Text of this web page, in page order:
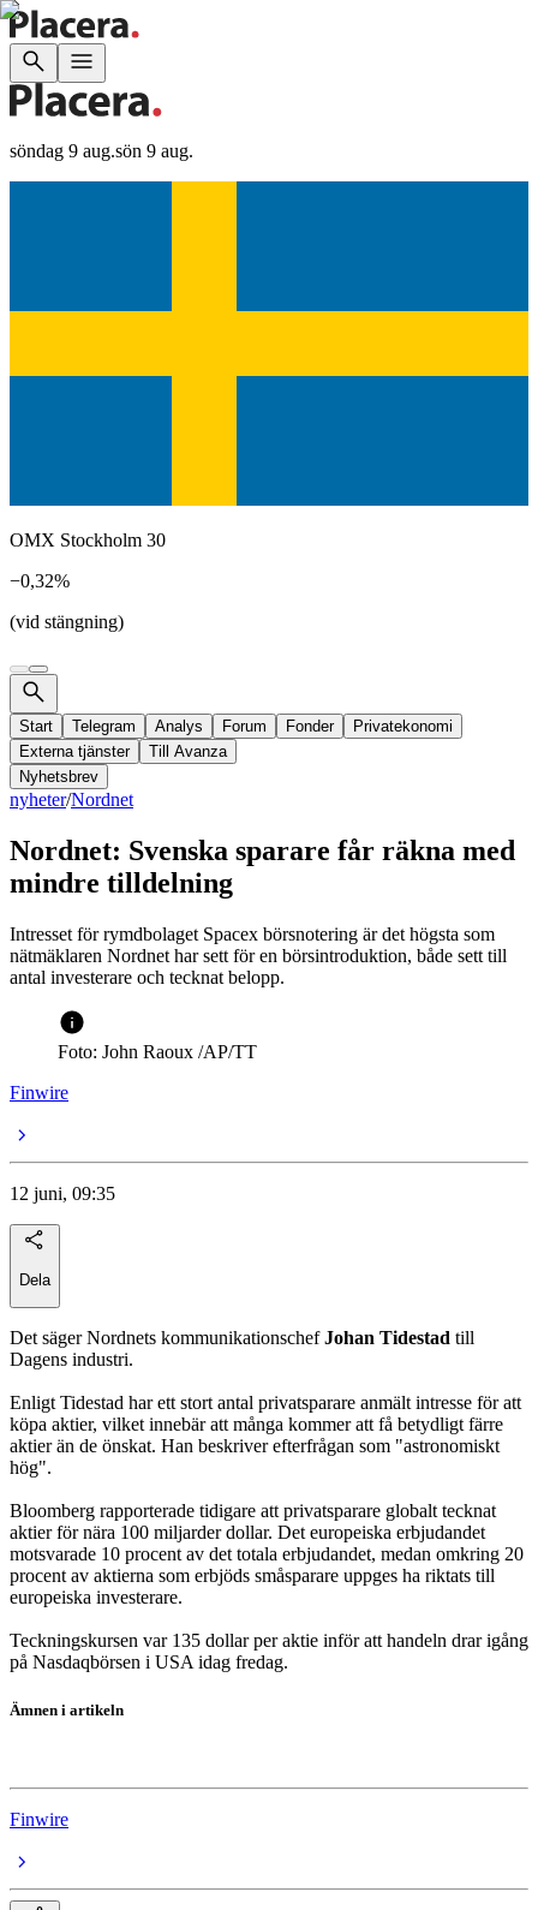
söndag 9 aug.sön 9 aug.
OMX Stockholm 30
−0,32%
(vid stängning)
Start Telegram Analys Forum Fonder
Privatekonomi
Externa tjänster
Till Avanza
Nyhetsbrev
nyheter/Nordnet
Nordnet: Svenska sparare får räkna med
mindre tilldelning
Intresset för rymdbolaget Spacex börsnotering är det högsta som
nätmäklaren Nordnet har sett för en börsintroduktion, både sett till
antal investerare och tecknat belopp.
Foto: John Raoux /AP/TT
Finwire
12 juni, 09:35
Dela
Det säger Nordnets kommunikationschefJohan Tidestad till
Dagens industri.
Enligt Tidestad har ett stort antal privatsparare anmält intresse för att
köpa aktier, vilket innebär att många kommer att få betydligt färre
aktier än de önskat. Han beskriver efterfrågan som "astronomiskt
hög".
Bloomberg rapporterade tidigare att privatsparare globalt tecknat
aktier för nära 100 miljarder dollar. Det europeiska erbjudandet
motsvarade 10 procent av det totala erbjudandet, medan omkring 20
procent av aktierna som erbjöds småsparare uppges ha riktats till
europeiska investerare.
Teckningskursen var 135 dollar per aktie inför att handeln drar igång
på Nasdaqbörsen i USA idag fredag.
Ämnen i artikeln
Finwire